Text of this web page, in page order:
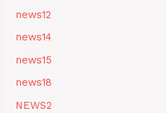
news12
news14
news15
news18
NEWS2